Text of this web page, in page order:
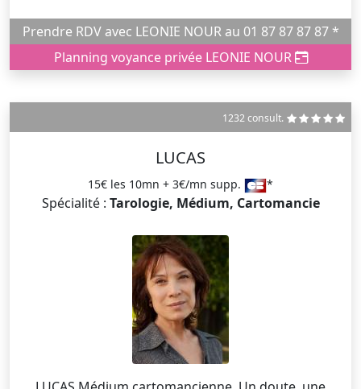
Prendre RDV avec LEONIE NOUR au 01 87 87 87 87 *
Planning voyance privée LEONIE NOUR
1232 consult.
LUCAS
15€ les 10mn + 3€/mn supp. *
Spécialité : Tarologie, Médium, Cartomancie